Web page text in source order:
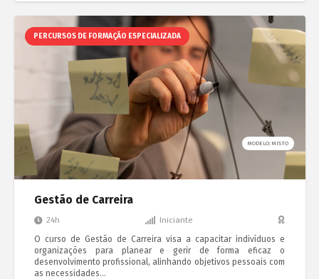
PERCURSOS DE FORMAÇÃO ESPECIALIZADA
MODELO: MISTO
Gestão de Carreira
24h
Iniciante
O curso de Gestão de Carreira visa a capacitar indivíduos e
organizações para planear e gerir de forma eficaz o
desenvolvimento profissional, alinhando objetivos pessoais com
as necessidades…